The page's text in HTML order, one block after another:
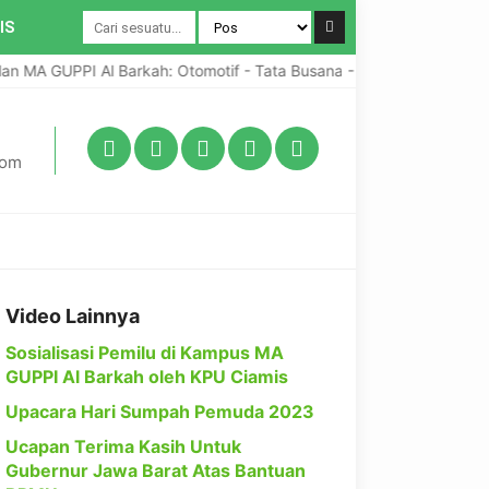
MA GUPPI Al Barkah: Otomotif - Tata Busana - Pengabdian Umat
Video Lainnya
Sosialisasi Pemilu di Kampus MA
GUPPI Al Barkah oleh KPU Ciamis
Upacara Hari Sumpah Pemuda 2023
Ucapan Terima Kasih Untuk
Gubernur Jawa Barat Atas Bantuan